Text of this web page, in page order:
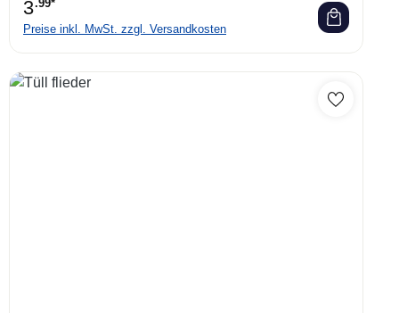
3.99*
Preise inkl. MwSt. zzgl. Versandkosten